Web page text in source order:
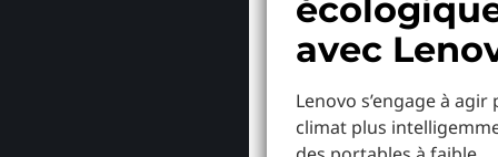
avec
Lenovo s’engage à agir
climat plus